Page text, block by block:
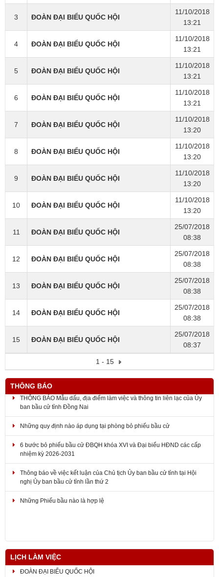
3 ĐOÀN ĐẠI BIỂU QUỐC HỘI
11/10/2018
13:21
4 ĐOÀN ĐẠI BIỂU QUỐC HỘI
11/10/2018
13:21
5 ĐOÀN ĐẠI BIỂU QUỐC HỘI
11/10/2018
13:21
6 ĐOÀN ĐẠI BIỂU QUỐC HỘI
11/10/2018
13:21
7 ĐOÀN ĐẠI BIỂU QUỐC HỘI
11/10/2018
13:20
8 ĐOÀN ĐẠI BIỂU QUỐC HỘI
11/10/2018
13:20
9 ĐOÀN ĐẠI BIỂU QUỐC HỘI
11/10/2018
13:20
10 ĐOÀN ĐẠI BIỂU QUỐC HỘI
11/10/2018
13:20
11 ĐOÀN ĐẠI BIỂU QUỐC HỘI
25/07/2018
08:38
12 ĐOÀN ĐẠI BIỂU QUỐC HỘI
25/07/2018
08:38
13 ĐOÀN ĐẠI BIỂU QUỐC HỘI
25/07/2018
08:38
14 ĐOÀN ĐẠI BIỂU QUỐC HỘI
25/07/2018
08:38
15 ĐOÀN ĐẠI BIỂU QUỐC HỘI
25/07/2018
08:37
1 - 15
THÔNG BÁO
THÔNG BÁO Mẫu dấu, địa điểm làm việc và thông tin liên lạc của Ủy
ban bầu cử tỉnh Đồng Nai
Những quy định nào áp dụng tại phòng bỏ phiếu bầu cử
6 bước bỏ phiếu bầu cử ĐBQH khóa XVI và Đại biểu HĐND các cấp
nhiệm kỳ 2026-2031
Thông báo về việc kết luận của Chủ tịch Ủy ban bầu cử tỉnh tại Hội
nghị Ủy ban bầu cử tỉnh lần thứ 2
Những Phiếu bầu nào là hợp lệ
LỊCH LÀM VIỆC
ĐOÀN ĐẠI BIỂU QUỐC HỘI